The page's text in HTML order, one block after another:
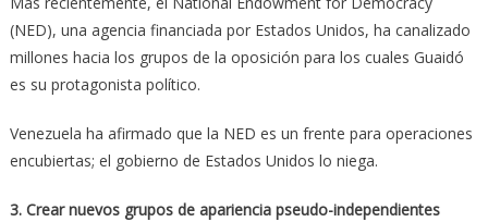
(NED), una agencia financiada por Estados Unidos, ha canalizado
millones hacia los grupos de la oposición para los cuales Guaidó
es su protagonista político.
Venezuela ha afirmado que la NED es un frente para operaciones
encubiertas; el gobierno de Estados Unidos lo niega.
3. Crear nuevos grupos de apariencia pseudo-independientes